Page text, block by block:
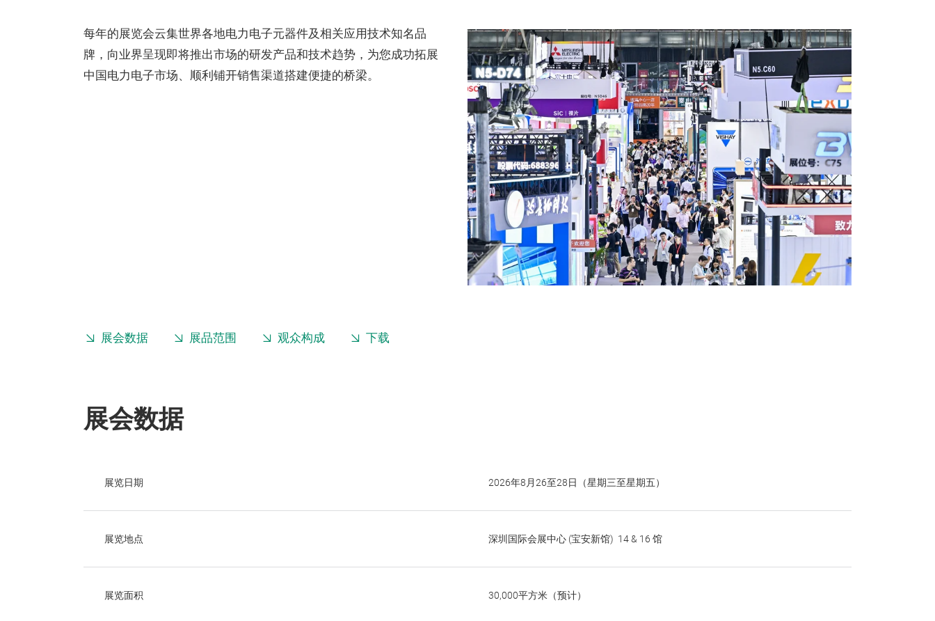
每年的展览会云集世界各地电力电子元器件及相关应用技术知名品
牌，向业界呈现即将推出市场的研发产品和技术趋势，为您成功拓展
中国电力电子市场、顺利铺开销售渠道搭建便捷的桥梁。
展会数据 展品范围 观众构成 下载
展会数据
展览日期 2026年8月26至28日（星期三至星期五）
展览地点 深圳国际会展中心 (宝安新馆) 14 & 16 馆
展览面积 30,000平方米（预计）